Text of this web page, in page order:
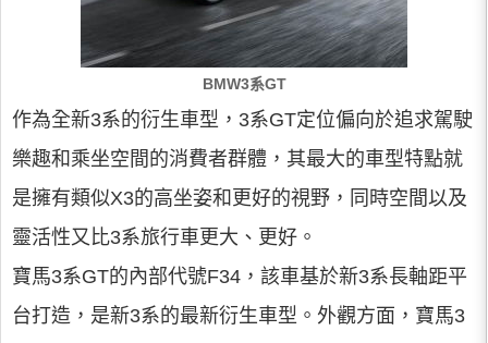
BMW3系GT
作為全新3系的衍生車型，3系GT定位偏向於追求駕駛
樂趣和乘坐空間的消費者群體，其最大的車型特點就
是擁有類似X3的高坐姿和更好的視野，同時空間以及
靈活性又比3系旅行車更大、更好。
寶馬3系GT的內部代號F34，該車基於新3系長軸距平
台打造，是新3系的最新衍生車型。外觀方面，寶馬3